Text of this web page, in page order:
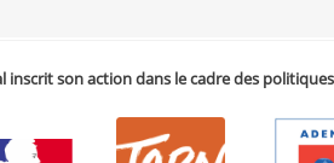
inscrit son action dans le cadre des